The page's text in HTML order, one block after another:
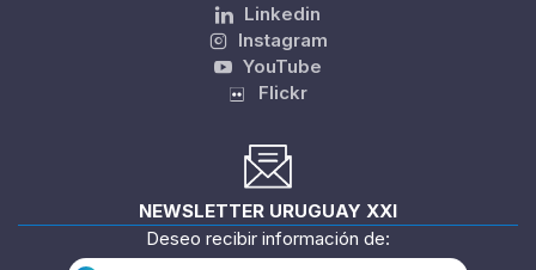
Linkedin
Instagram
YouTube
Flickr
NEWSLETTER URUGUAY XXI
Deseo recibir información de: